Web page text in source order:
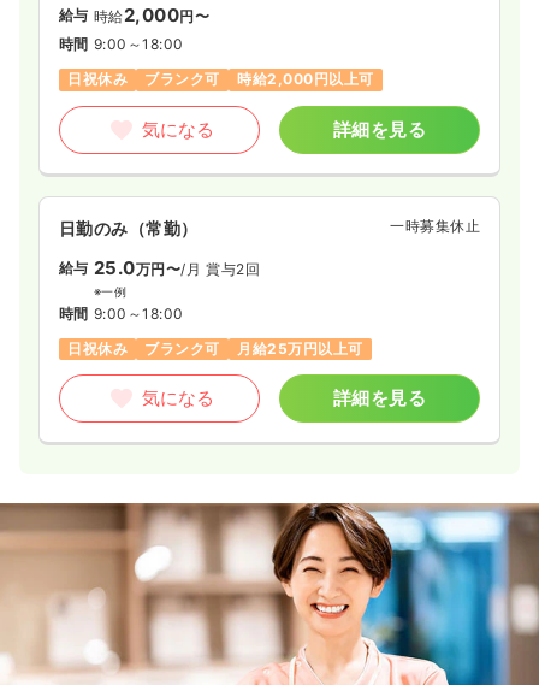
給与 時給2,000円〜
時間 9:00～18:00
日祝休み
ブランク可 時給2,000円以上可
気になる 詳細を見る
日勤のみ（常勤） 一時募集休止
給与 25.0万円〜/月 賞与2回
※一例
時間 9:00～18:00
日祝休み
ブランク可 月給25万円以上可
気になる 詳細を見る